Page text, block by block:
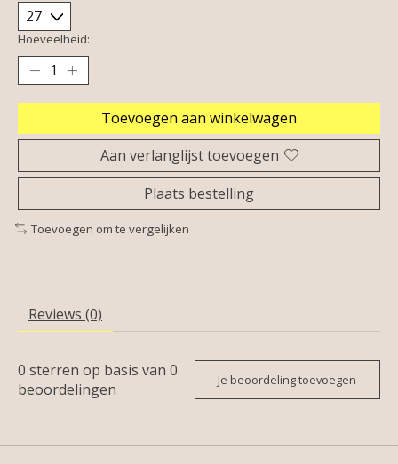
Hoeveelheid:
Toevoegen aan winkelwagen
Aan verlanglijst toevoegen
Plaats bestelling
Toevoegen om te vergelijken
Reviews (0)
0 sterren op basis van 0
beoordelingen
Je beoordeling toevoegen